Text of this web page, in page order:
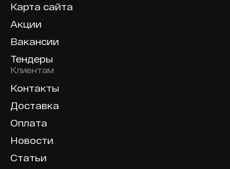
Карта сайта
Акции
Вакансии
Тендеры
Клиентам
Контакты
Доставка
Оплата
Новости
Статьи